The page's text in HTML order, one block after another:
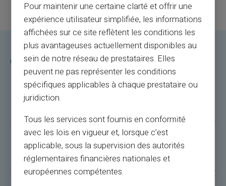
Często zadawane pytania
GDZIE ZNALEŹĆ SWÓJ IBAN VERITAS?
ILE TO KOSZTUJE?
Pour maintenir une certaine clarté et offrir une
expérience utilisateur simplifiée, les informations
affichées sur ce site reflètent les conditions les
plus avantageuses actuellement disponibles au
sein de notre réseau de prestataires. Elles
peuvent ne pas représenter les conditions
spécifiques applicables à chaque prestataire ou
juridiction.
Tous les services sont fournis en conformité
avec les lois en vigueur et, lorsque c’est
applicable, sous la supervision des autorités
réglementaires financières nationales et
européennes compétentes.